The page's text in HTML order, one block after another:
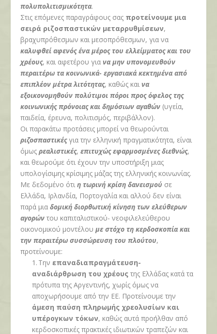
πολυπολιτισμικότητα.
Στις επόμενες παραγράφους σας προτείνουμε μια
σειρά ριζοσπαστικών μεταρρυθμίσεων,
βραχυπρόθεσμων και μεσοπρόθεσμων, για να
καλυφθεί αφενός ένα μέρος του ελλείμματος και του
χρέους, και αφετέρου γιανα μην υπονομευθούν
περαιτέρω τα κοινωνικά- εργασιακά κεκτημένα από
επιπλέον μέτρα λιτότητας, καθώς καινα
εξοικονομηθούν πολύτιμοι πόροι προς όφελος της
κοινωνικής πρόνοιας και δημόσιων αγαθών (υγεία,
παιδεία, έρευνα, πολιτισμός, περιβάλλον).
Οι παρακάτω προτάσεις μπορεί να θεωρούνται
ριζοσπαστικέςγια την ελληνική πραγματικότητα, είναι
όμωςρεαλιστικές,επιτυχώς εφαρμοσμένες διεθνώς,
και θεωρούμε ότι έχουν την υποστήριξη μιας
υπολογίσιμης κρίσιμης μάζας της ελληνικής κοινωνίας.
Με δεδομένο ότιη τωρινή κρίση δανεισμού σε
Ελλάδα, Ιρλανδία, Πορτογαλία και αλλού δεν είναι
παρά μιαδομική διορθωτική κίνηση των ελεύθερων
αγορών του καπιταλιστικού- νεοφιλελεύθερου
οικονομικού μοντέλουμε στόχο τη κερδοσκοπία και
την περαιτέρω συσσώρευση του πλούτου,
προτείνουμε:
1. Τηνεπαναδιαπραγμάτευση-
αναδιάρθρωση του χρέους της Ελλάδας κατά τα
πρότυπα της Αργεντινής, χωρίς όμως να
αποχωρήσουμε από την ΕΕ. Προτείνουμε την
άμεση παύση πληρωμής χρεολυσίων και
υπέρογκων τόκων, καθώς αυτά προήλθαν από
κερδοσκοπικές πρακτικές ιδιωτικών τραπεζών και